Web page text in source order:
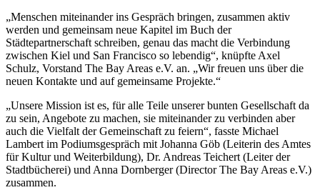
„Menschen miteinander ins Gespräch bringen, zusammen aktiv
werden und gemeinsam neue Kapitel im Buch der
Städtepartnerschaft schreiben, genau das macht die Verbindung
zwischen Kiel und San Francisco so lebendig“, knüpfte Axel
Schulz, Vorstand The Bay Areas e.V. an. „Wir freuen uns über die
neuen Kontakte und auf gemeinsame Projekte.“
„Unsere Mission ist es, für alle Teile unserer bunten Gesellschaft da
zu sein, Angebote zu machen, sie miteinander zu verbinden aber
auch die Vielfalt der Gemeinschaft zu feiern“, fasste Michael
Lambert im Podiumsgespräch mit Johanna Göb (Leiterin des Amtes
für Kultur und Weiterbildung), Dr. Andreas Teichert (Leiter der
Stadtbücherei) und Anna Dornberger (Director The Bay Areas e.V.)
zusammen.